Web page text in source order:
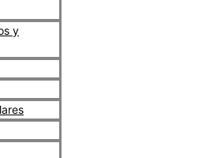
y